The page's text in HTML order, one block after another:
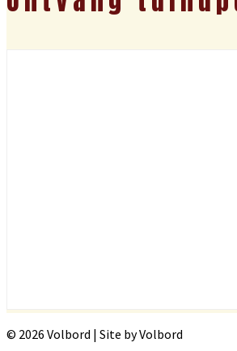
© 2026 Volbord | Site by Volbord